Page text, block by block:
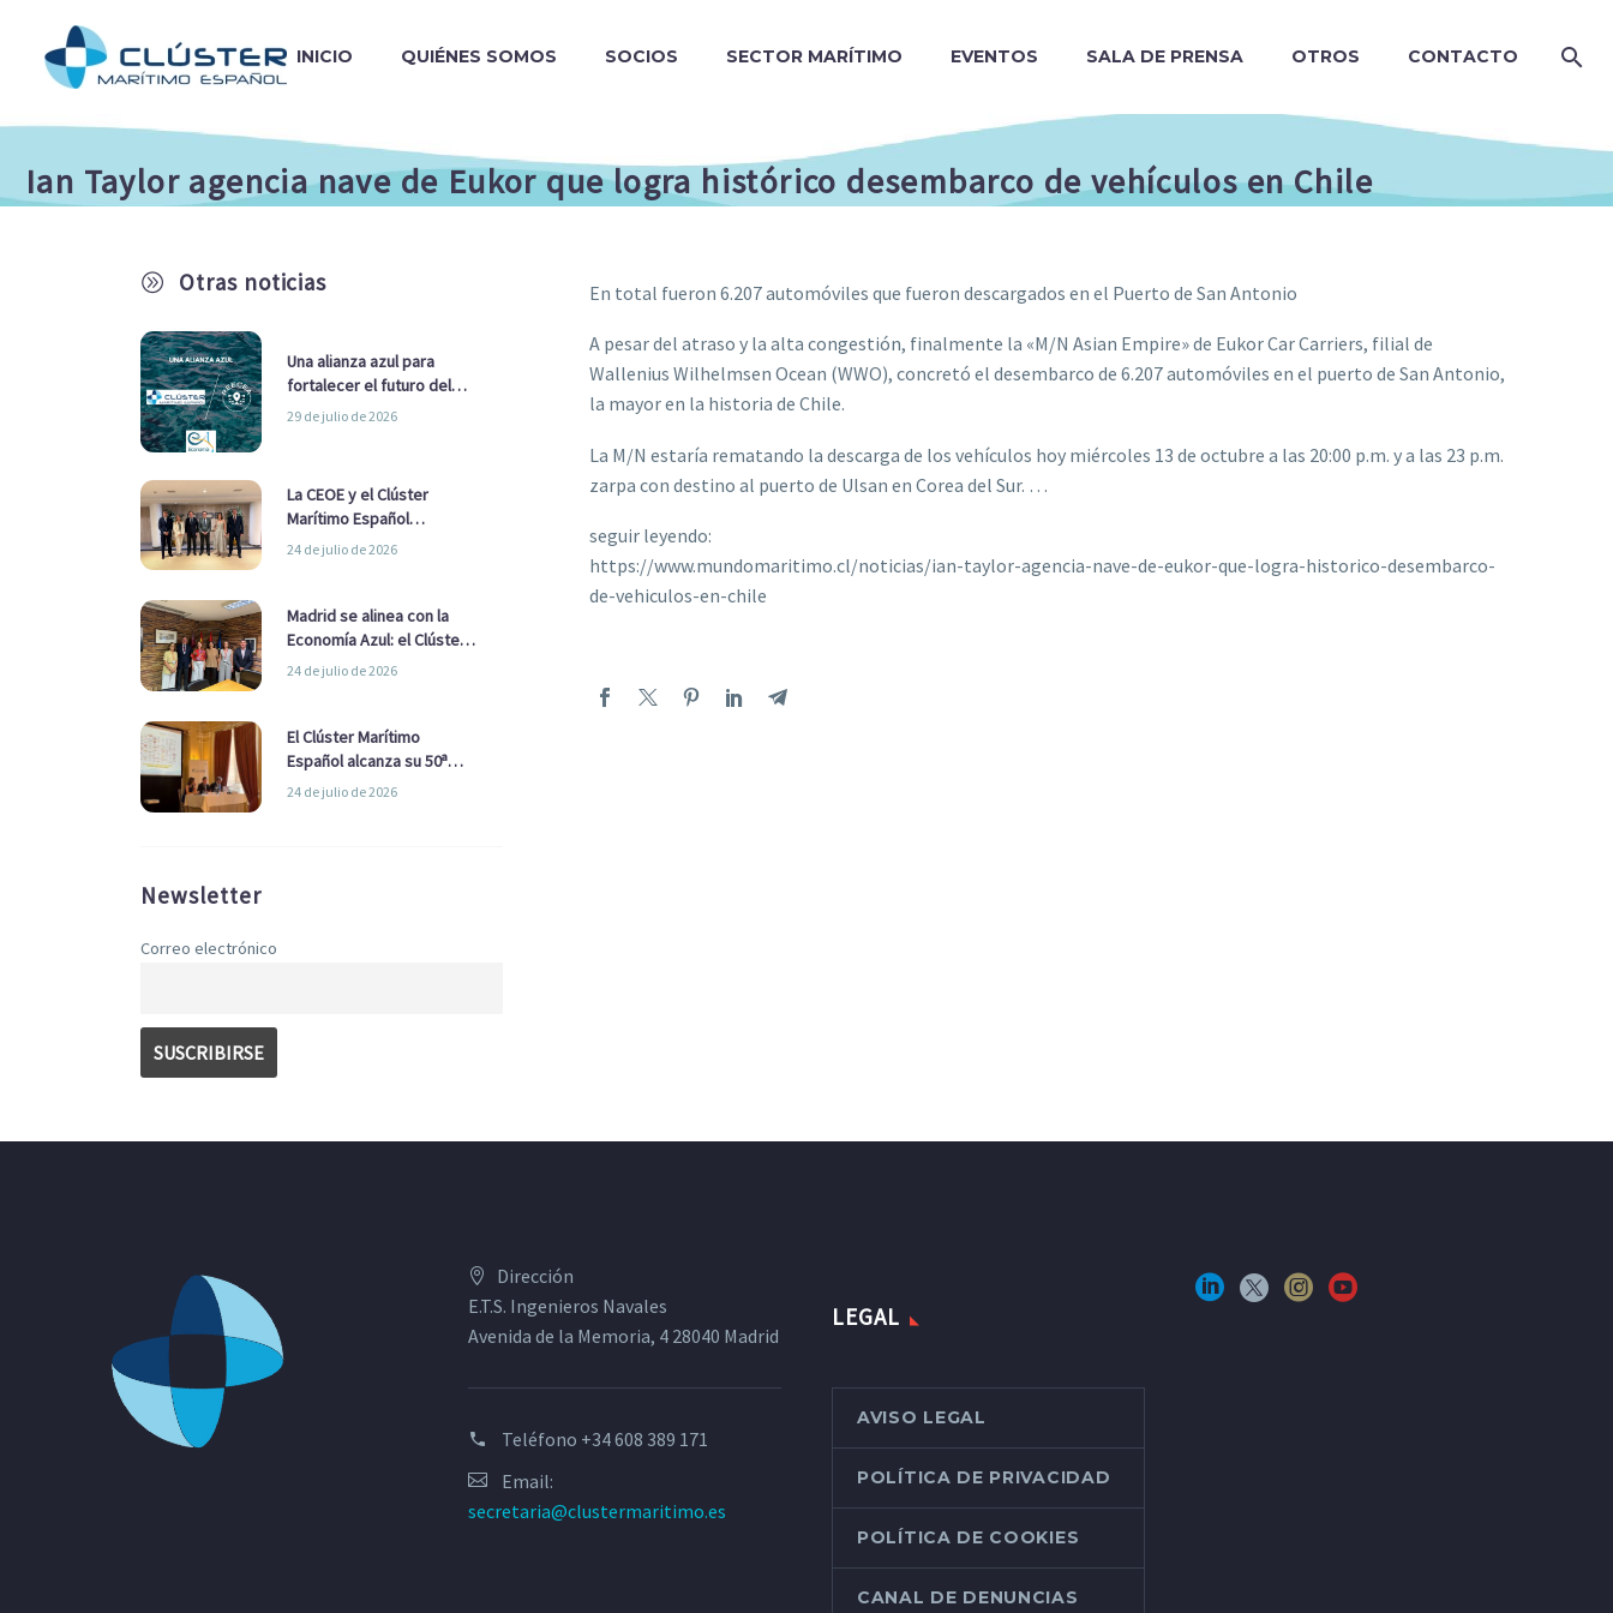
INICIO QUIÉNES SOMOS SOCIOS SECTOR MARÍTIMO EVENTOS SALA DE PRENSA OTROS CONTACTO
Ian Taylor agencia nave de Eukor que logra histórico desembarco de vehículos en Chile
A Otras noticias
Una alianza azul para
fortalecer el futuro del
sector marítimo
29 de julio de 2026
La CEOE y el Clúster
Marítimo Español
refuerzan su alianza para
24 de julio de 2026
Madrid se alinea con la
Economía Azul: el Clúster
Marítimo Español y la Real
Ayuntamiento
24 de julio de 2026
El Clúster Marítimo
Español alcanza su 50ª
Asamblea reafirmando su
24 de julio de 2026
Newsletter
Correo electrónico
En total fueron 6.207 automóviles que fueron descargados en el Puerto de San Antonio
A pesar del atraso y la alta congestión, finalmente la «M/N Asian Empire» de Eukor Car Carriers, filial de
Wallenius Wilhelmsen Ocean (WWO), concretó el desembarco de 6.207 automóviles en el puerto de San Antonio,
la mayor en la historia de Chile.
La M/N estaría rematando la descarga de los vehículos hoy miércoles 13 de octubre a las 20:00 p.m. y a las 23 p.m.
zarpa con destino al puerto de Ulsan en Corea del Sur. …
seguir leyendo:
https://www.mundomaritimo.cl/noticias/ian-taylor-agencia-nave-de-eukor-que-logra-historico-desembarco-
de-vehiculos-en-chile
Dirección
E.T.S. Ingenieros Navales
Avenida de la Memoria, 4 28040 Madrid
Teléfono +34 608 389 171
Email:
secretaria@clustermaritimo.es
LEGAL
AVISO LEGAL
POLÍTICA DE PRIVACIDAD
POLÍTICA DE COOKIES
CANAL DE DENUNCIAS